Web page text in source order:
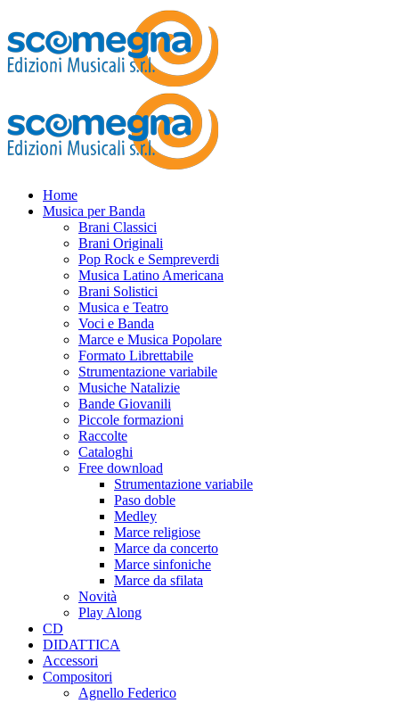
Home
Musica per Banda
Brani Classici
Brani Originali
Pop Rock e Sempreverdi
Musica Latino Americana
Brani Solistici
Musica e Teatro
Voci e Banda
Marce e Musica Popolare
Formato Librettabile
Strumentazione variabile
Musiche Natalizie
Bande Giovanili
Piccole formazioni
Raccolte
Cataloghi
Free download
Strumentazione variabile
Paso doble
Medley
Marce religiose
Marce da concerto
Marce sinfoniche
Marce da sfilata
Novità
Play Along
CD
DIDATTICA
Accessori
Compositori
Agnello Federico